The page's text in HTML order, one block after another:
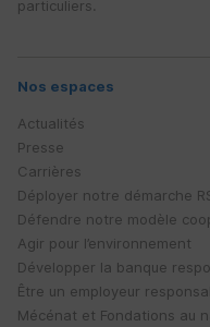
particuliers.
Nos espaces
Actualités
Presse
Carrières
Déployer notre démarche
Défendre notre modèle
Agir pour l’environnement
Développer la banque
Être un employeur
Mécénat et Fondations au